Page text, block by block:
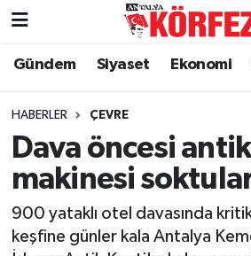
Gündem Siyaset Ekonomi
HABERLER ÇEVRE
Dava öncesi
makinesi
900 yataklı otel davasında
keşfine günler kala Antalya
Gündem
Siyaset
Yerel Yönetim
Spor
Nöbetçi Eczaneler
Hava Durumu
Trafik Durumu
Tüm Manşetler